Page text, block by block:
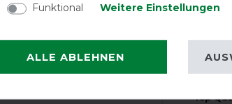
Hält
Top
Funktional Weitere Einstellungen
ALLE ABLEHNEN